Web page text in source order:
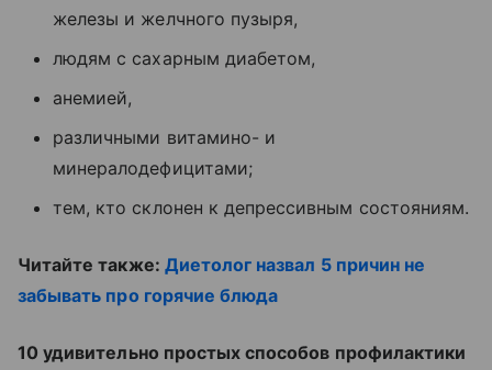
железы и желчного пузыря,
людям с сахарным диабетом,
анемией,
различными витамино- и
минералодефицитами;
тем, кто склонен к депрессивным состояниям.
Читайте также: Диетолог назвал 5 причин не
забывать про горячие блюда
10 удивительно простых способов профилактики